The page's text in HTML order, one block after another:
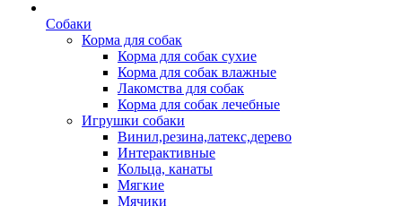
Собаки
Корма для собак
Корма для собак сухие
Корма для собак влажные
Лакомства для собак
Корма для собак лечебные
Игрушки собаки
Винил,резина,латекс,дерево
Интерактивные
Кольца, канаты
Мягкие
Мячики